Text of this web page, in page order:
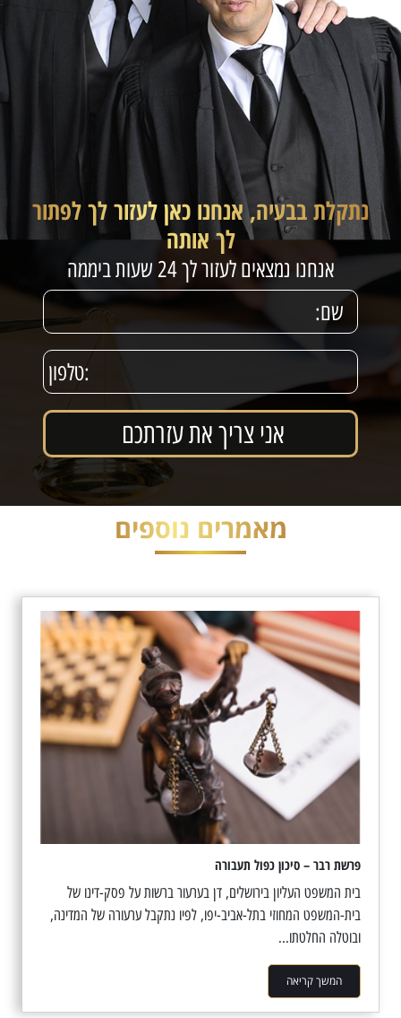
נתקלת בבעיה, אנחנו כאן לעזור לך לפתור
לך אותה
אנחנו נמצאים לעזור לך 24 שעות ביממה
מאמרים נוספים
פרשת רבר – סיכון כפול תעבורה
בית המשפט העליון בירושלים, דן בערעור ברשות על פסק-דינו של
בית-המשפט המחוזי בתל-אביב-יפו, לפיו נתקבל ערעורה של המדינה,
ובוטלה החלטתו...
המשך קריאה